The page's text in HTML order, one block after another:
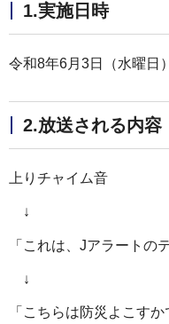
1.実施日時
令和8年6月3日（水曜日
2.放送される内容
上りチャイム音
↓
「これは、Jアラートの
↓
「こちらは防災よこすか